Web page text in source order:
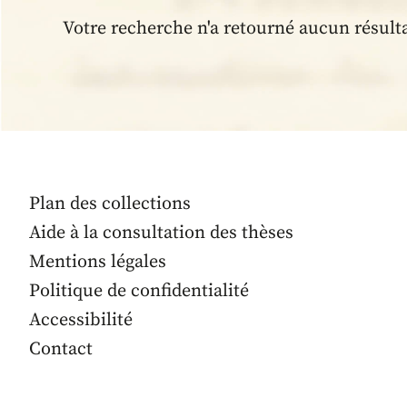
Votre recherche n'a retourné aucun
Plan des collections
Aide à la consultation des thèses
Mentions légales
Politique de confidentialité
Accessibilité
Contact